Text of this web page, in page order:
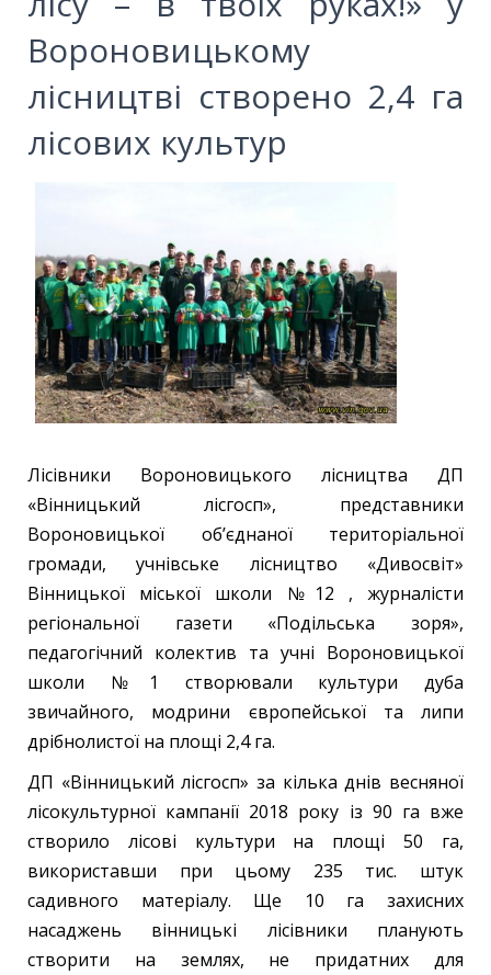
Вороновицькому
лісництві створено 2,4 га
лісових культур
Лісівники Вороновицького лісництва ДП
«Вінницький лісгосп», представники
Вороновицької об’єднаної територіальної
громади, учнівське лісництво «Дивосвіт»
Вінницької міської школи №12 , журналісти
регіональної газети «Подільська зоря»,
педагогічний колектив та учні Вороновицької
школи №1 створювали культури дуба
звичайного, модрини європейської та липи
дрібнолистої на площі 2,4 га.
ДП «Вінницький лісгосп» за кілька днів весняної
лісокультурної кампанії 2018 року із 90 га вже
створило лісові культури на площі 50 га,
використавши при цьому 235 тис. штук
садивного матеріалу. Ще 10 га захисних
насаджень вінницькі лісівники планують
створити на землях, не придатних для